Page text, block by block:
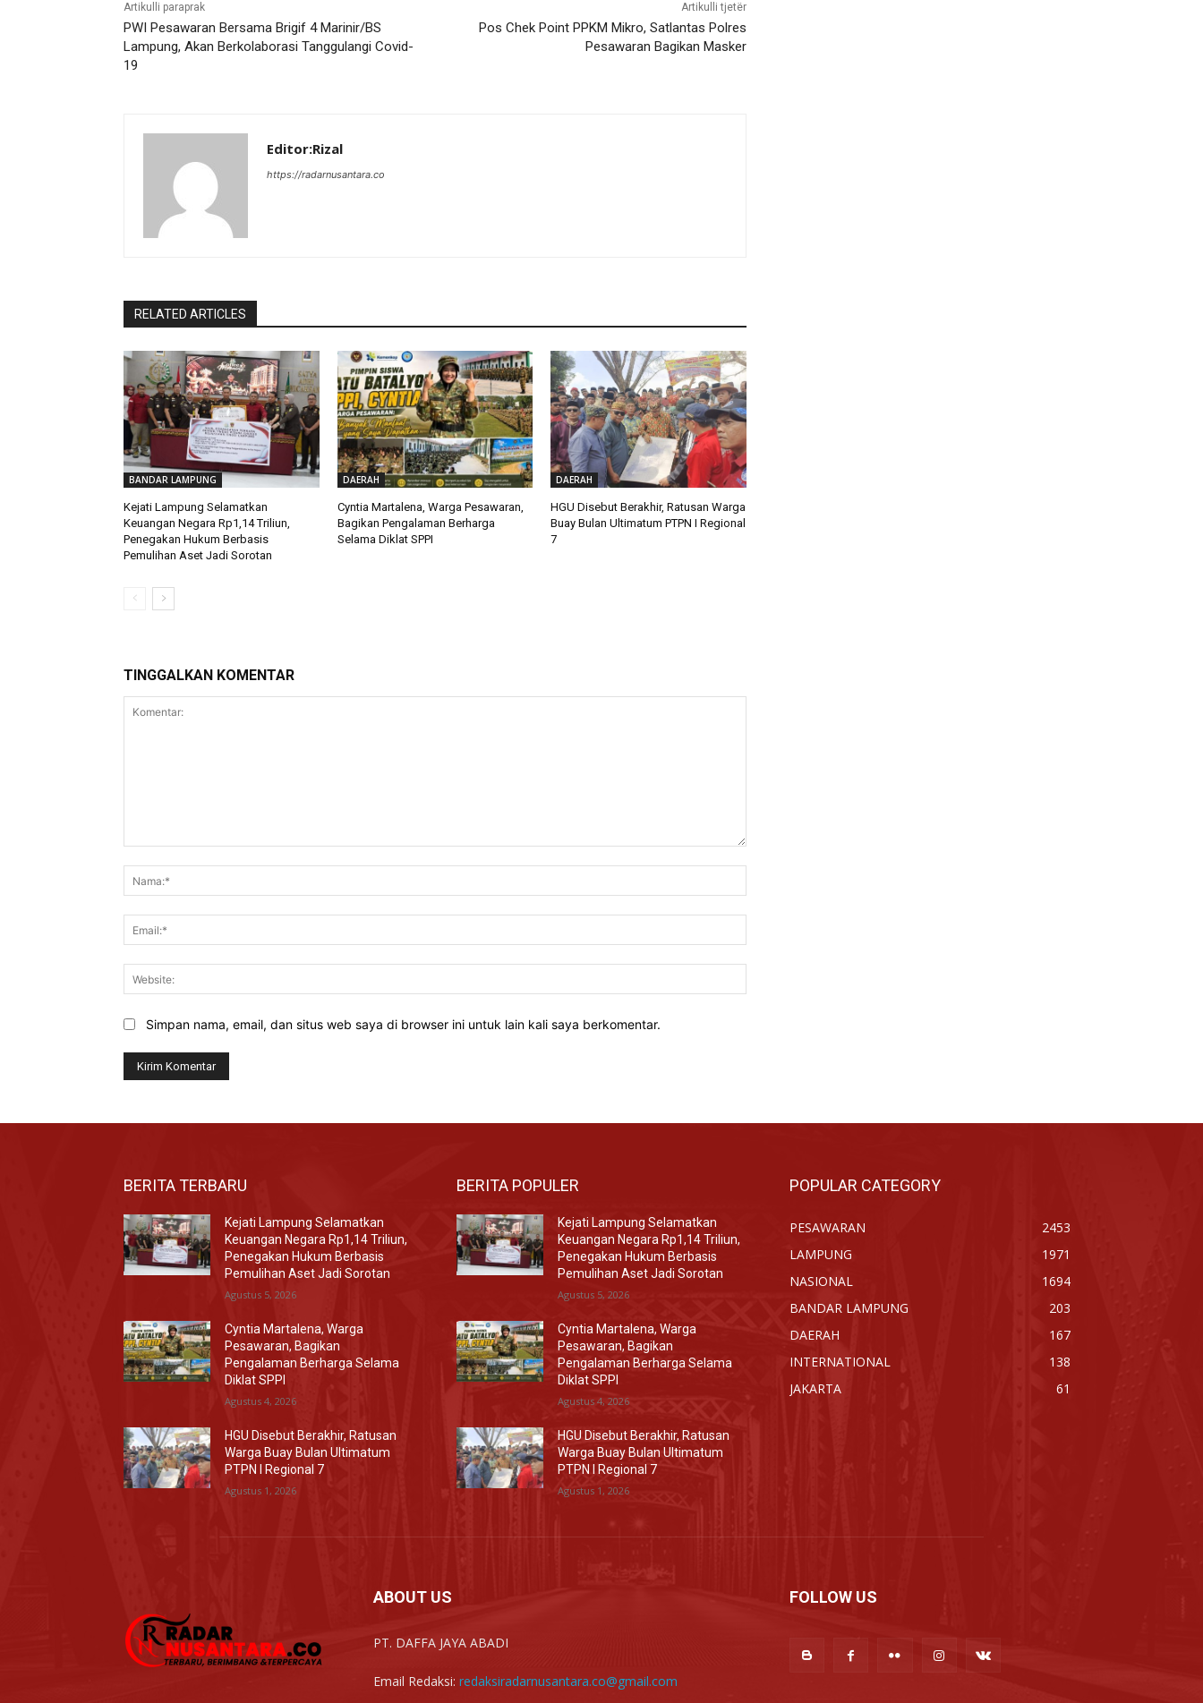
Artikulli paraprak
PWI Pesawaran Bersama Brigif 4 Marinir/BS
Lampung, Akan Berkolaborasi Tanggulangi Covid-
19
Artikulli tjetër
Pos Chek Point PPKM Mikro, Satlantas Polres
Pesawaran Bagikan Masker
Editor:Rizal
https://radarnusantara.co
RELATED ARTICLES
BANDAR LAMPUNG
Kejati Lampung Selamatkan
Keuangan Negara Rp1,14 Triliun,
Penegakan Hukum Berbasis
Pemulihan Aset Jadi Sorotan
DAERAH
Cyntia Martalena, Warga Pesawaran,
Bagikan Pengalaman Berharga
Selama Diklat SPPI
DAERAH
HGU Disebut Berakhir, Ratusan Warga
Buay Bulan Ultimatum PTPN I Regional
7
TINGGALKAN KOMENTAR
Simpan nama, email, dan situs web saya di browser ini untuk lain kali saya berkomentar.
BERITA TERBARU
Kejati Lampung Selamatkan
Keuangan Negara Rp1,14 Triliun,
Penegakan Hukum Berbasis
Pemulihan Aset Jadi Sorotan
Agustus 5, 2026
Cyntia Martalena, Warga
Pesawaran, Bagikan
Pengalaman Berharga Selama
Diklat SPPI
Agustus 4, 2026
HGU Disebut Berakhir, Ratusan
Warga Buay Bulan Ultimatum
PTPN I Regional 7
Agustus 1, 2026
BERITA POPULER
Kejati Lampung Selamatkan
Keuangan Negara Rp1,14 Triliun,
Penegakan Hukum Berbasis
Pemulihan Aset Jadi Sorotan
Agustus 5, 2026
Cyntia Martalena, Warga
Pesawaran, Bagikan
Pengalaman Berharga Selama
Diklat SPPI
Agustus 4, 2026
HGU Disebut Berakhir, Ratusan
Warga Buay Bulan Ultimatum
PTPN I Regional 7
Agustus 1, 2026
POPULAR CATEGORY
PESAWARAN
2453
LAMPUNG
1971
NASIONAL
1694
BANDAR LAMPUNG
203
DAERAH
167
INTERNATIONAL
138
JAKARTA
61
ABOUT US
PT. DAFFA JAYA ABADI
Email Redaksi: redaksiradarnusantara.co@gmail.com
FOLLOW US